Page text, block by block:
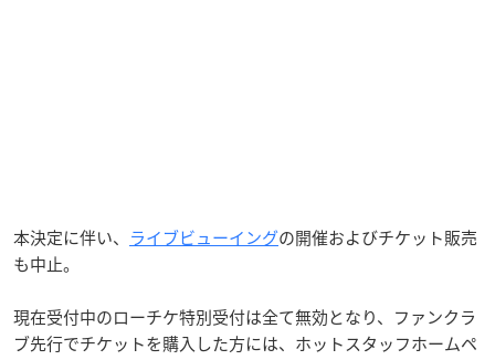
本決定に伴い、 ライブビューイングの開催およびチケット販売
も中止。
現在受付中のローチケ特別受付は全て無効となり、ファンクラ
ブ先行でチケットを購入した方には、ホットスタッフホームペ